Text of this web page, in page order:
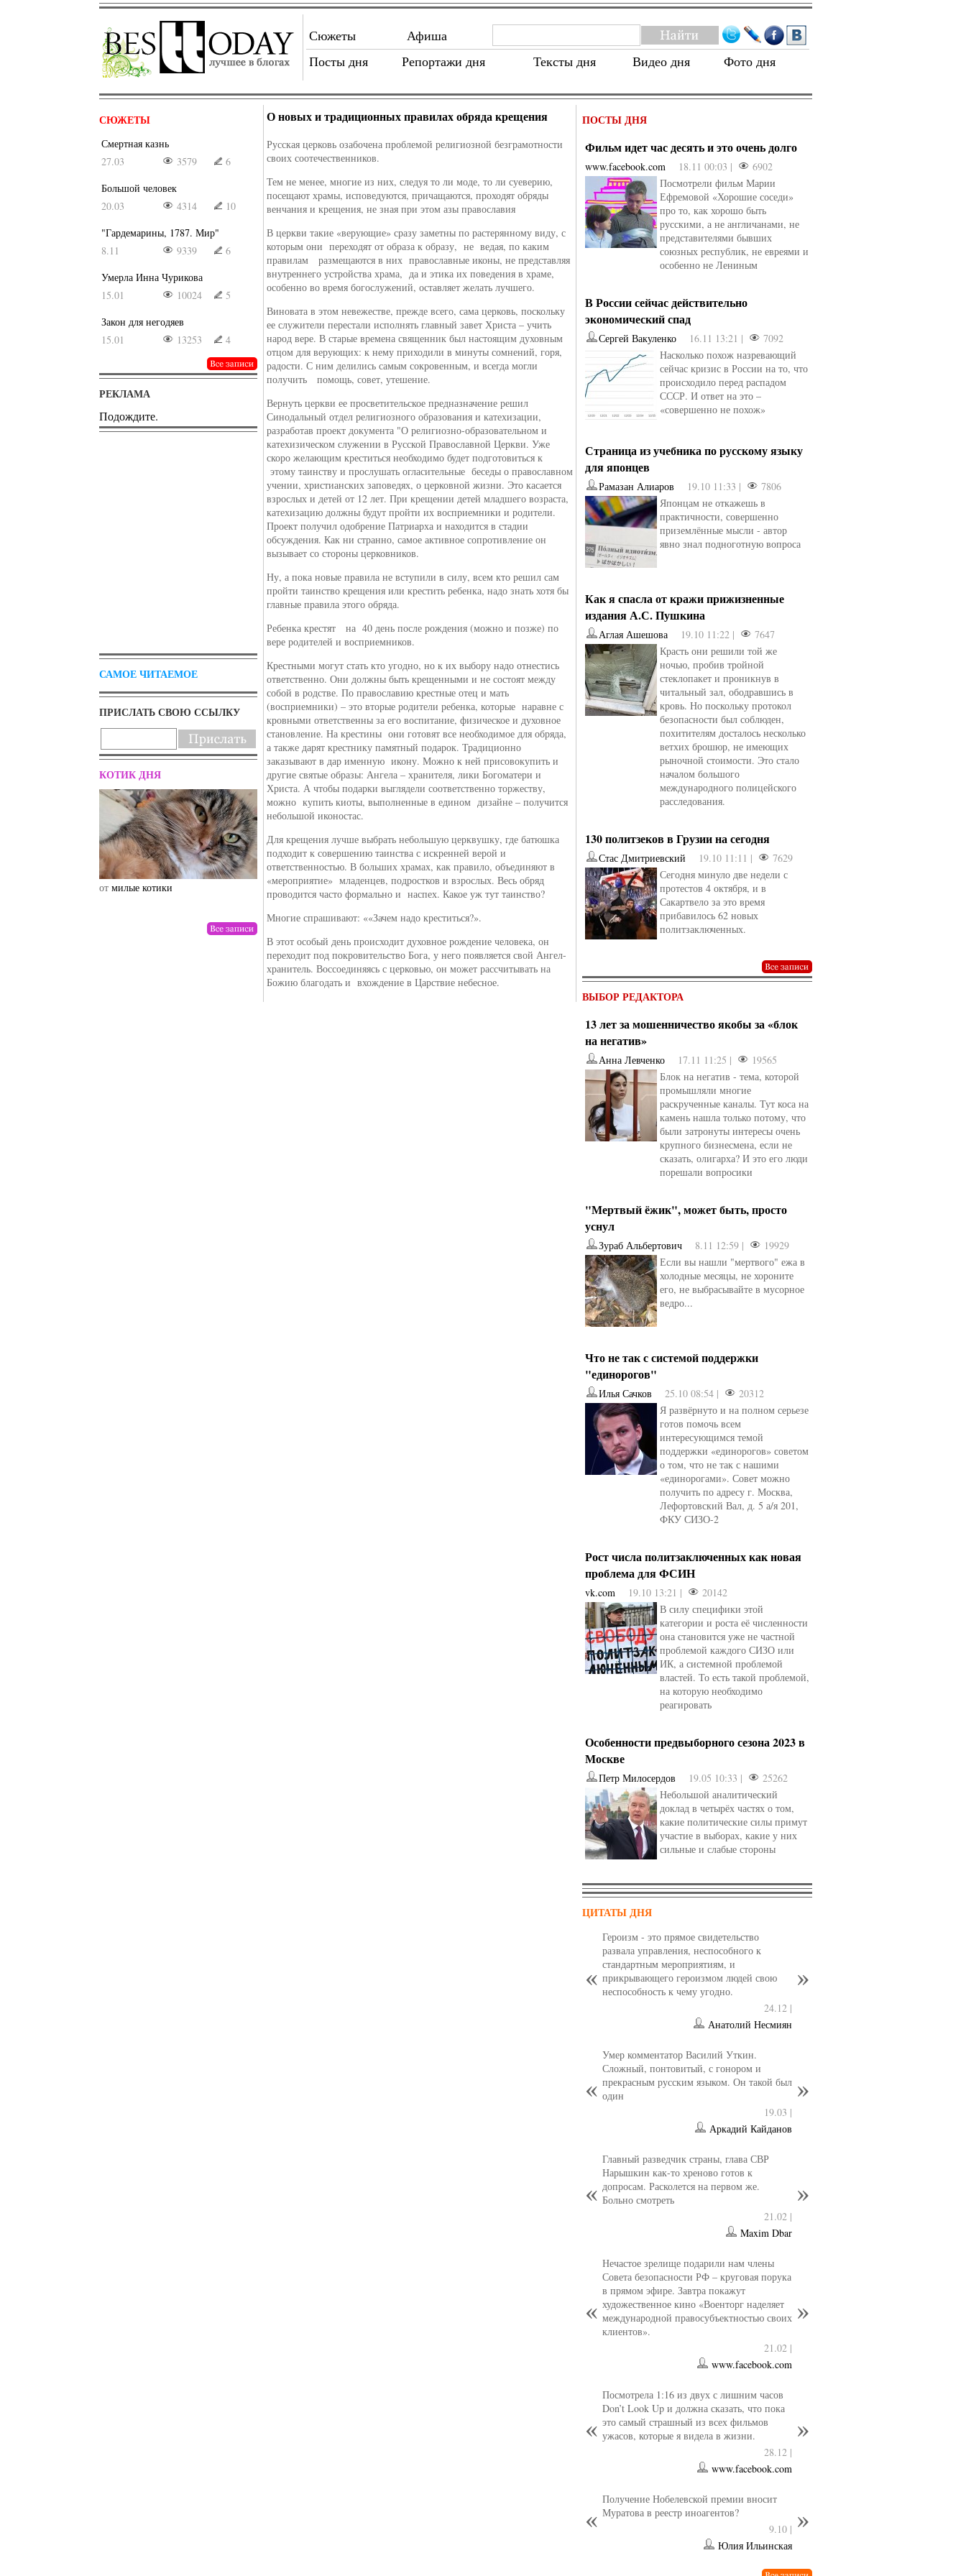
Сюжеты
Афиша
Посты дня
Репортажи дня Тексты дня Видео дня Фото дня
СЮЖЕТЫ
Смертная казнь
27.03
3579
6
Большой человек
20.03
4314
10
"Гардемарины, 1787. Мир"
8.11
9339
6
Умерла Инна Чурикова
15.01
10024
5
Закон для негодяев
15.01
13253 4
РЕКЛАМА
Подождите.
САМОЕ ЧИТАЕМОЕ
ПРИСЛАТЬ СВОЮ ССЫЛКУ
КОТИК ДНЯ
отмилые котики от drunktwi отНаталья Верхова от Ирина Иновели от kotyaravesel
О новых и традиционных правилах обряда крещения
Русская церковь озабочена проблемой религиозной безграмотности
своих соотечественников.
Тем не менее, многие из них, следуя то ли моде, то ли суеверию,
посещают храмы, исповедуются, причащаются, проходят обряды
венчания и крещения, не зная при этом азы православия
В церкви такие «верующие» сразу заметны по растерянному виду, с
которым они переходят от образа к образу, не ведая, по каким
правилам размещаются в них православные иконы, не представляя
внутреннего устройства храма, да и этика их поведения в храме,
особенно во время богослужений, оставляет желать лучшего.
Виновата в этом невежестве, прежде всего, сама церковь, поскольку
ее служители перестали исполнять главный завет Христа – учить
народ вере. В старые времена священник был настоящим духовным
отцом для верующих: к нему приходили в минуты сомнений, горя,
радости. С ним делились самым сокровенным, и всегда могли
получить помощь, совет, утешение.
Вернуть церкви ее просветительское предназначение решил
Синодальный отдел религиозного образования и катехизации,
разработав проект документа "О религиозно-образовательном и
катехизическом служении в Русской Православной Церкви. Уже
скоро желающим креститься необходимо будет подготовиться к
этому таинству и прослушать огласительные беседы о православном
учении, христианских заповедях, о церковной жизни. Это касается
взрослых и детей от 12 лет. При крещении детей младшего возраста,
катехизацию должны будут пройти их восприемники и родители.
Проект получил одобрение Патриарха и находится в стадии
обсуждения. Как ни странно, самое активное сопротивление он
вызывает со стороны церковников.
Ну, а пока новые правила не вступили в силу, всем кто решил сам
пройти таинство крещения или крестить ребенка, надо знать хотя бы
главные правила этого обряда.
Ребенка крестят на 40 день после рождения (можно и позже) по
вере родителей и восприемников.
Крестными могут стать кто угодно, но к их выбору надо отнестись
ответственно. Они должны быть крещенными и не состоят между
собой в родстве. По православию крестные отец и мать
(восприемники) – это вторые родители ребенка, которые наравне с
кровными ответственны за его воспитание, физическое и духовное
становление. На крестины они готовят все необходимое для обряда,
а также дарят крестнику памятный подарок. Традиционно
заказывают в дар именную икону. Можно к ней присовокупить и
другие святые образы: Ангела – хранителя, лики Богоматери и
Христа. А чтобы подарки выглядели соответственно торжеству,
можно купить киоты, выполненные в едином дизайне – получится
небольшой иконостас.
Для крещения лучше выбрать небольшую церквушку, где батюшка
подходит к совершению таинства с искренней верой и
ответственностью. В больших храмах, как правило, объединяют в
«мероприятие» младенцев, подростков и взрослых. Весь обряд
проводится часто формально и наспех. Какое уж тут таинство?
Многие спрашивают: ««Зачем надо креститься?».
В этот особый день происходит духовное рождение человека, он
переходит под покровительство Бога, у него появляется свой Ангел-
хранитель. Воссоединяясь с церковью, он может рассчитывать на
Божию благодать и вхождение в Царствие небесное.
ПОСТЫ ДНЯ
Фильм идет час десять и это очень долго
www.facebook.com 18.11 00:03 |
6902
Посмотрели фильм Марии
Ефремовой «Хорошие соседи»
про то, как хорошо быть
русскими, а не англичанами, не
представителями бывших
союзных республик, не евреями и
особенно не Лениным
В России сейчас действительно
экономический спад
Сергей Вакуленко 16.11 13:21 |
7092
Насколько похож назревающий
сейчас кризис в России на то, что
происходило перед распадом
СССР. И ответ на это –
«совершенно не похож»
Страница из учебника по русскому языку
для японцев
Рамазан Алиаров 19.10 11:33 |
7806
Японцам не откажешь в
практичности, совершенно
приземлённые мысли - автор
явно знал подноготную вопроса
Как я спасла от кражи прижизненные
издания А.С. Пушкина
Аглая Ашешова 19.10 11:22 |
7647
Красть они решили той же
ночью, пробив тройной
стеклопакет и проникнув в
читальный зал, ободравшись в
кровь. Но поскольку протокол
безопасности был соблюден,
похитителям досталось несколько
ветхих брошюр, не имеющих
рыночной стоимости. Это стало
началом большого
международного полицейского
расследования.
130 политзеков в Грузии на сегодня
Стас Дмитриевский 19.10 11:11 |
7629
Сегодня минуло две недели с
протестов 4 октября, и в
Сакартвело за это время
прибавилось 62 новых
политзаключенных.
ВЫБОР РЕДАКТОРА
13 лет за мошенничество якобы за «блок
на негатив»
Анна Левченко 17.11 11:25 |
19565
Блок на негатив - тема, которой
промышляли многие
раскрученные каналы. Тут коса на
камень нашла только потому, что
были затронуты интересы очень
крупного бизнесмена, если не
сказать, олигарха? И это его люди
порешали вопросики
"Мертвый ёжик", может быть, просто
уснул
Зураб Альбертович 8.11 12:59 |
19929
Если вы нашли "мертвого" ежа в
холодные месяцы, не хороните
его, не выбрасывайте в мусорное
ведро...
Что не так с системой поддержки
"единорогов"
Илья Сачков 25.10 08:54 |
20312
Я развёрнуто и на полном серьезе
готов помочь всем
интересующимся темой
поддержки «единорогов» советом
о том, что не так с нашими
«единорогами». Совет можно
получить по адресу г. Москва,
Лефортовский Вал, д. 5 а/я 201,
ФКУ СИЗО-2
Рост числа политзаключенных как новая
проблема для ФСИН
vk.com 19.10 13:21 |
20142
В силу специфики этой
категории и роста её численности
она становится уже не частной
проблемой каждого СИЗО или
ИК, а системной проблемой
властей. То есть такой проблемой,
на которую необходимо
реагировать
Особенности предвыборного сезона 2023 в
Москве
Петр Милосердов 19.05 10:33 |
25262
Небольшой аналитический
доклад в четырёх частях о том,
какие политические силы примут
участие в выборах, какие у них
сильные и слабые стороны
ЦИТАТЫ ДНЯ
Героизм - это прямое свидетельство
развала управления, неспособного к
стандартным мероприятиям, и
прикрывающего героизмом людей свою
неспособность к чему угодно.
24.12 |
Анатолий Несмиян
Умер комментатор Василий Уткин.
Сложный, понтовитый, с гонором и
прекрасным русским языком. Он такой был
один
19.03 |
Аркадий Кайданов
Главный разведчик страны, глава СВР
Нарышкин как-то хреново готов к
допросам. Расколется на первом же.
Больно смотреть
21.02 |
Maxim Dbar
Нечастое зрелище подарили нам члены
Совета безопасности РФ – круговая порука
в прямом эфире. Завтра покажут
художественное кино «Военторг наделяет
международной правосубъектностью своих
клиентов».
21.02 |
www.facebook.com
Посмотрела 1:16 из двух с лишним часов
Don’t Look Up и должна сказать, что пока
это самый страшный из всех фильмов
ужасов, которые я видела в жизни.
28.12 |
www.facebook.com
Получение Нобелевской премии вносит
Муратова в реестр иноагентов?
9.10 |
Юлия Ильинская